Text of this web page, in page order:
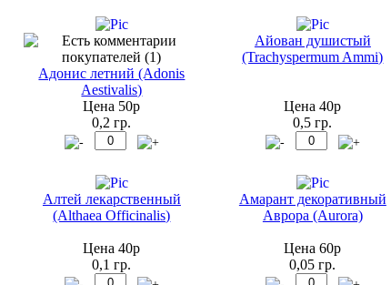
Адонис летний (Adonis
Aestivalis)
Цена 50р
0,2 гр.
Айован душистый
(Trachyspermum Ammi)
Цена 40р
0,5 гр.
Алтей лекарственный
(Althaea Officinalis)
Цена 40р
0,1 гр.
Амарант декоративный
Аврора (Aurora)
Цена 60р
0,05 гр.